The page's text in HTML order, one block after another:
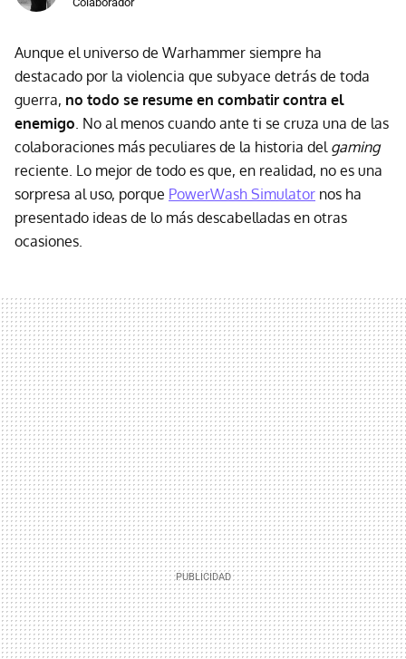
Aunque el universo de Warhammer siempre ha
destacado por la violencia que subyace detrás de toda
guerra, no todo se resume en combatir contra el
enemigo. No al menos cuando ante ti se cruza una de las
colaboraciones más peculiares de la historia del gaming
reciente. Lo mejor de todo es que, en realidad, no es una
sorpresa al uso, porque PowerWash Simulator nos ha
presentado ideas de lo más descabelladas en otras
ocasiones.